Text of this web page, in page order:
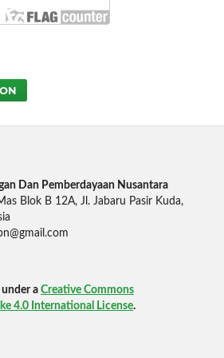
Dan Pemberdayaan Nusantara
Blok B 12A, Jl. Jabaru Pasir Kuda,
under a Creative Commons
4.0 International License.